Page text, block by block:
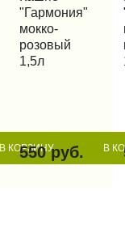
В КОРЗИНУ
"Гармония"
мокко-
розовый
1,5л
550 руб. В